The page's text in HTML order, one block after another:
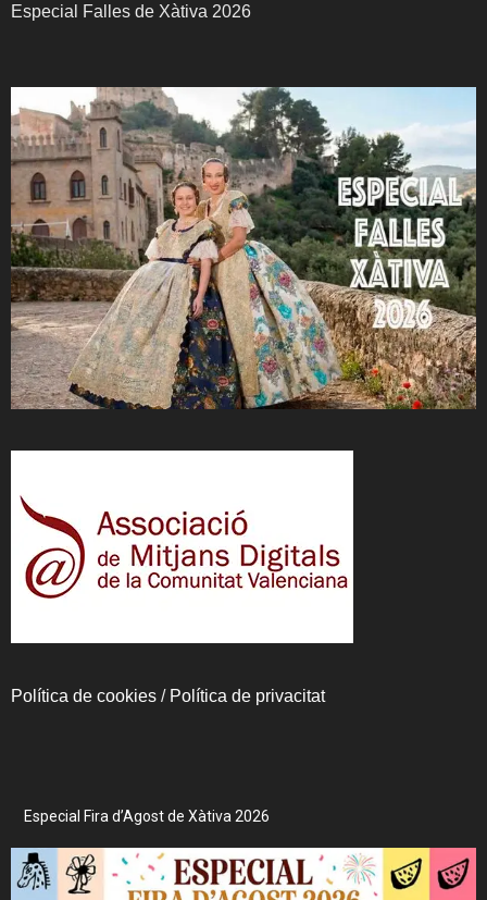
Especial Falles de Xàtiva 2026
Política de cookies / Política de privacitat
Especial Fira d’Agost de Xàtiva 2026